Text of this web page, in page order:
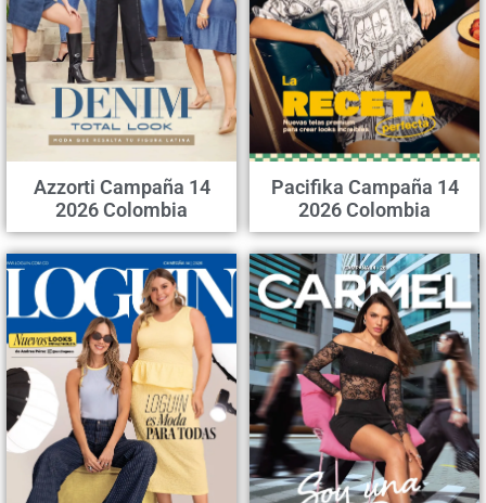
Azzorti Campaña 14
2026 Colombia
Pacifika Campaña 14
2026 Colombia